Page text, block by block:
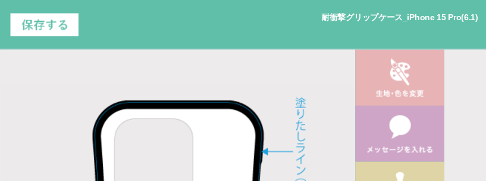
耐衝撃グリップケース_iPhone 15 Pro(6.1)